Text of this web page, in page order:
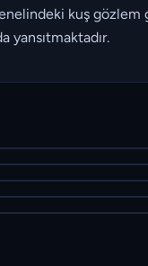
kuş gözlem
yansıtmaktadır.